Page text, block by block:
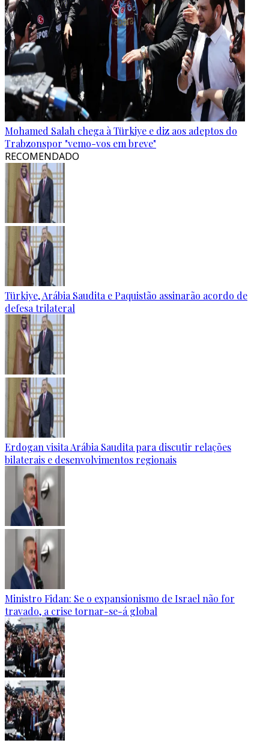
Mohamed Salah chega à Türkiye e diz aos adeptos do
Trabzonspor "vemo-vos em breve"
RECOMENDADO
Türkiye, Arábia Saudita e Paquistão assinarão acordo de
defesa trilateral
Erdogan visita Arábia Saudita para discutir relações
bilaterais e desenvolvimentos regionais
Ministro Fidan: Se o expansionismo de Israel não for
travado, a crise tornar-se-á global